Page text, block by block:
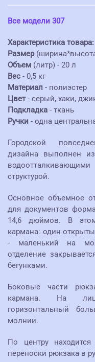
Все модели 307
Характеристика товара:
Размер
Объем (литр) - 20 л
Вес - 0,5 кг
Материал - полиэстер
Цвет- серый, хаки,
Подкладка - ткань
Ручки - одна
Городской
дизайна выполнен
структурой.
Основное объемное
для документов
14,6 дюймов. В
кармана: один
- маленький на
отделение
бегунками.
Боковые части
кармана. На
горизонтальный
молнии.
По центру
переноски рюкзака в